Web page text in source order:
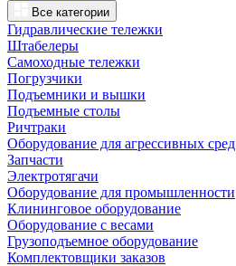
Все категории
Гидравлические тележки
Штабелеры
Самоходные тележки
Погрузчики
Подъемники и вышки
Подъемные столы
Ричтраки
Оборудование для агрессивных сред
Запчасти
Электротягачи
Оборудование для промышленности
Клининговое оборудование
Оборудование с весами
Грузоподъемное оборудование
Комплектовщики заказов